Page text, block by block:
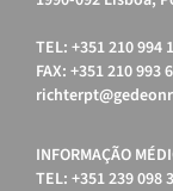
TEL: +351 210 994
FAX: +351 210 993
INFORMAÇÃO
TEL: +351 239 098